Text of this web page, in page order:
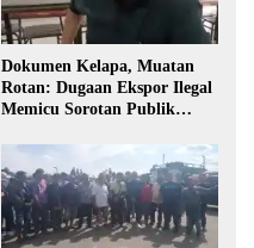
Dokumen Kelapa, Muatan
Rotan: Dugaan Ekspor Ilegal
Memicu Sorotan Publik